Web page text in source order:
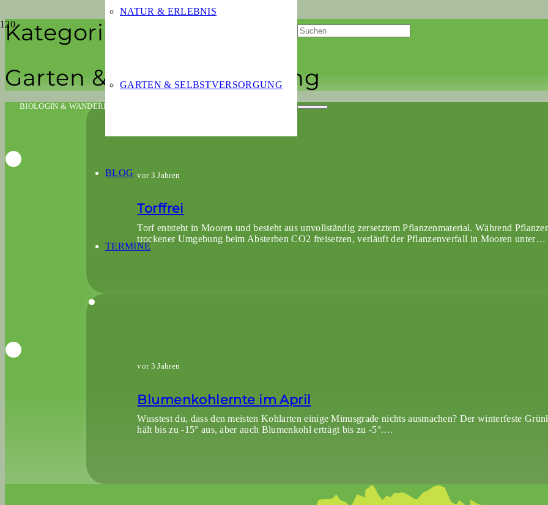
BIOLOGIN & WANDERLEITERIN
NATUR & ERLEBNIS
GARTEN & SELBSTVERSORGUNG
BLOG
TERMINE
Kategorie
Garten & Selbstversorgung
vor 3 Jahren
Torffrei
Torf entsteht in Mooren und besteht aus unvollständig zersetztem Pflanzenmaterial. Während
trockener Umgebung beim Absterben CO2 freisetzen, verläuft der Pflanzenverfall in Mooren unter…
vor 3 Jahren
Blumenkohlernte im April
Wusstest du, dass den meisten Kohlarten einige Minusgrade nichts ausmachen? Der winterfeste
hält bis zu -15° aus, aber auch Blumenkohl erträgt bis zu -5°.…